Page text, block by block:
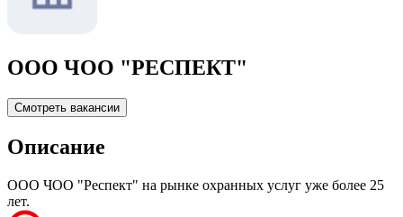
ООО ЧОО "РЕСПЕКТ"
Смотреть вакансии
Описание
ООО ЧОО "Респект" на рынке охранных услуг уже более 25
лет.